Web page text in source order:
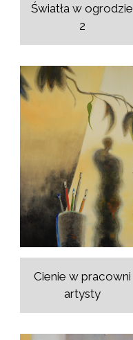
Światła w ogrodzie
2
Cienie w pracowni
artysty